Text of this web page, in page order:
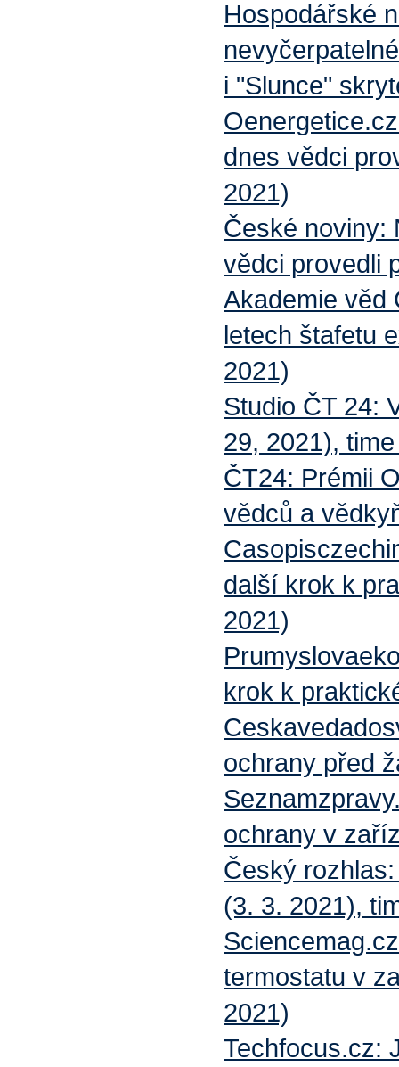
Hospodářské
i "Slunce"
dnes vědci
2021)
České noviny:
vědci provedli
Akademie věd
letech štafetu
2021)
Studio ČT 24:
29, 2021),
ČT24: Prémii
vědců a
další krok k
2021)
krok k
ochrany před
ochrany v
Český
(3. 3. 2021),
termostatu v
2021)
Techfocus.cz: